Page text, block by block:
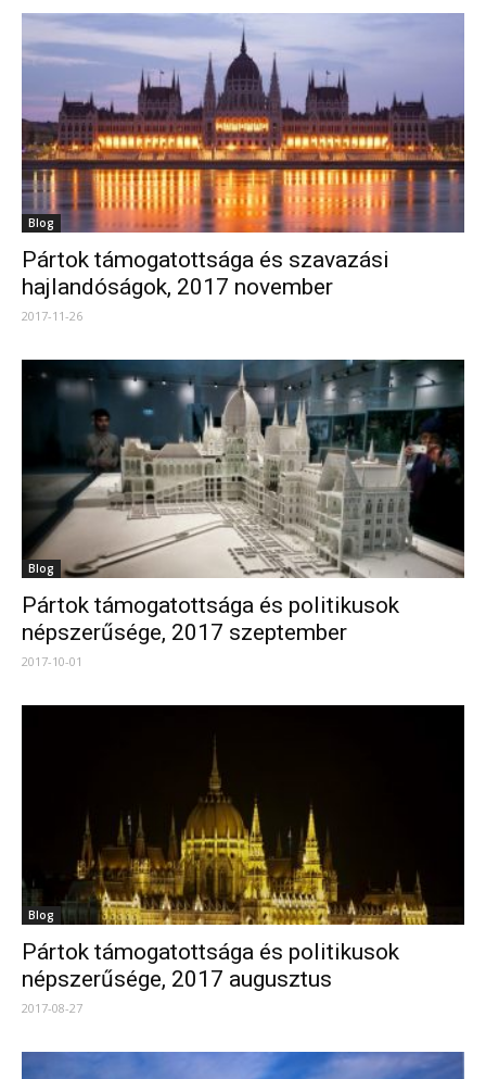
Blog
Pártok támogatottsága és szavazási
hajlandóságok, 2017 november
2017-11-26
Blog
Pártok támogatottsága és politikusok
népszerűsége, 2017 szeptember
2017-10-01
Blog
Pártok támogatottsága és politikusok
népszerűsége, 2017 augusztus
2017-08-27